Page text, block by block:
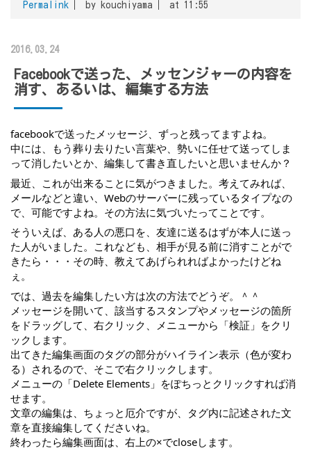
Permalink by kouchiyama at 11:55
2016.03.24
Facebookで送った、メッセンジャーの内容を
消す、あるいは、編集する方法
facebookで送ったメッセージ、ずっと残ってますよね。
中には、もう葬り去りたい言葉や、勢いに任せて送ってしま
って消したいとか、編集して書き直したいと思いませんか？
最近、これが出来ることに気がつきました。考えてみれば、
メールなどと違い、Webのサーバーに残っているタイプなの
で、可能ですよね。その方法に気づいたってことです。
そういえば、ある人の悪口を、友達に送るはずが本人に送っ
た人がいました。これなども、相手が見る前に消すことがで
きたら・・・その時、教えてあげられればよかったけどね
ぇ。
では、過去を編集したい方は次の方法でどうぞ。＾＾
メッセージを開いて、該当するスタンプやメッセージの箇所
をドラッグして、右クリック、メニューから「検証」をクリ
ックします。
出てきた編集画面のタグの部分がハイライン表示（色が変わ
る）されるので、そこで右クリックします。
メニューの「Delete Elements」をぽちっとクリックすれば消
せます。
文章の編集は、ちょっと厄介ですが、タグ内に記述された文
章を直接編集してくださいね。
終わったら編集画面は、右上の×でcloseします。